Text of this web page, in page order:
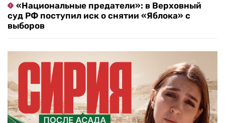
«Национальные предатели»: в Верховный
суд РФ поступил иск о снятии «Яблока» с
выборов